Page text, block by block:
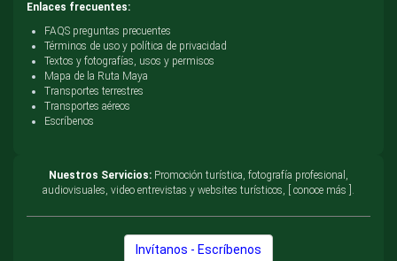
Enlaces frecuentes:
FAQS preguntas precuentes
Términos de uso y política de privacidad
Textos y fotografías, usos y permisos
Mapa de la Ruta Maya
Transportes terrestres
Transportes aéreos
Escríbenos
Nuestros Servicios: Promoción turística, fotografía profesional,
audiovisuales, video entrevistas y websites turísticos, [ conoce más ].
Invítanos - Escríbenos